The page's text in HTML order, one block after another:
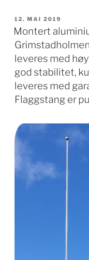
PUBLISERT
12. MAI 2019
Montert
leveres med
god stabilitet,
leveres med
Flaggstang er